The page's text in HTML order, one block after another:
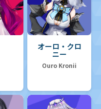
オーロ・クロ
ニー
Ouro Kronii